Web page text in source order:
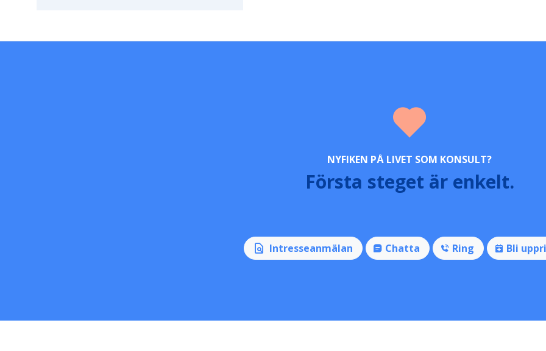
NYFIKEN PÅ LIVET SOM KONSULT?
Första steget är enkelt.
Intresseanmälan Chatta Ring Bli